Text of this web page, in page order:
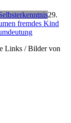
29.
fremdes Kind
Links / Bilder von